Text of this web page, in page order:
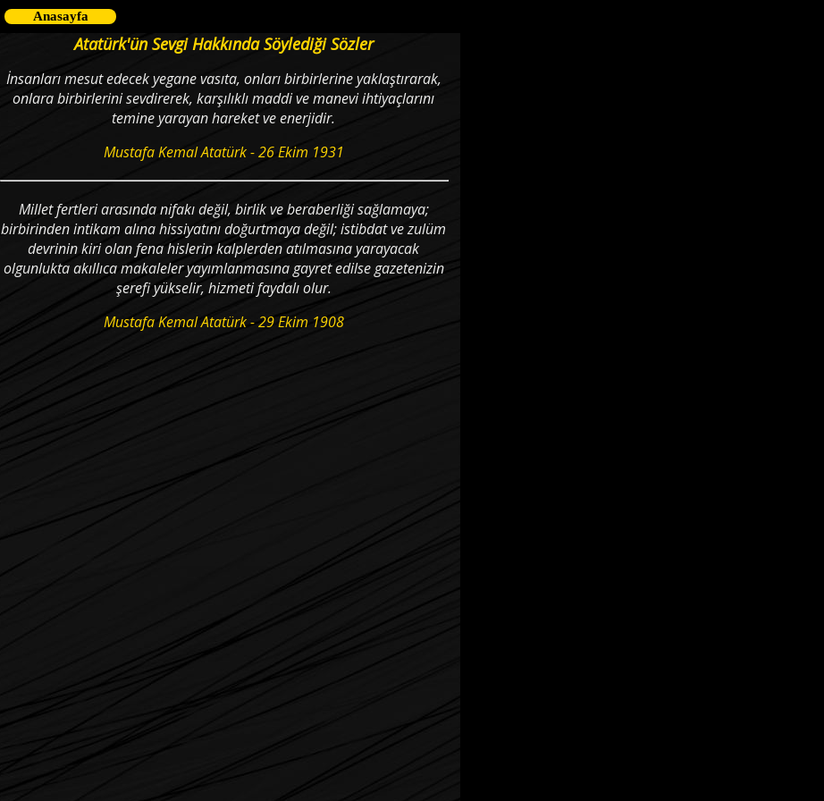
Anasayfa
Atatürk'ün Sevgi Hakkında Söylediği Sözler
İnsanları mesut edecek yegane vasıta, onları birbirlerine yaklaştırarak,
onlara birbirlerini sevdirerek, karşılıklı maddi ve manevi ihtiyaçlarını
temine yarayan hareket ve enerjidir.
Mustafa Kemal Atatürk - 26 Ekim 1931
Millet fertleri arasında nifakı değil, birlik ve beraberliği sağlamaya;
birbirinden intikam alına hissiyatını doğurtmaya değil; istibdat ve zulüm
devrinin kiri olan fena hislerin kalplerden atılmasına yarayacak
olgunlukta akıllıca makaleler yayımlanmasına gayret edilse gazetenizin
şerefi yükselir, hizmeti faydalı olur.
Mustafa Kemal Atatürk - 29 Ekim 1908